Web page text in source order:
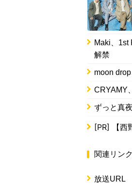
Maki、1st
解禁
moon
CRYAMY
ずっと真
[PR] 【西
関連リンク
放送URL